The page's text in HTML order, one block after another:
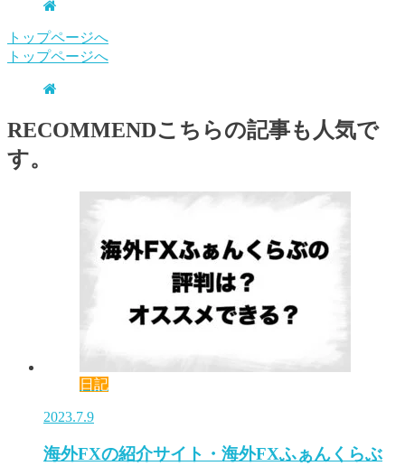
トップページへ
トップページへ
RECOMMENDこちらの記事も人気で
す。
日記
2023.7.9
海外FXの紹介サイト・海外FXふぁんくらぶ